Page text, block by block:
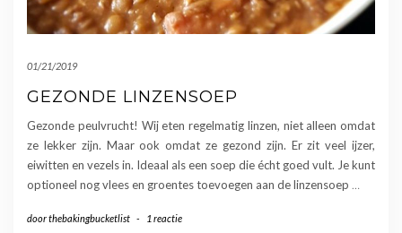
01/21/2019
GEZONDE LINZENSOEP
Gezonde peulvrucht! Wij eten regelmatig linzen, niet alleen omdat
ze lekker zijn. Maar ook omdat ze gezond zijn. Er zit veel ijzer,
eiwitten en vezels in. Ideaal als een soep die écht goed vult. Je kunt
optioneel nog vlees en groentes toevoegen aan de linzensoep …
doorthebakingbucketlist - 1 reactie